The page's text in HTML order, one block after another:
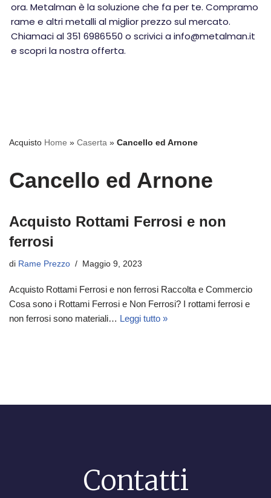
ora. Metalman è la soluzione che fa per te. Compramo
rame e altri metalli al miglior prezzo sul mercato.
Chiamaci al 351 6986550 o scrivici a info@metalman.it
e scopri la nostra offerta.
Acquisto Home » Caserta » Cancello ed Arnone
Cancello ed Arnone
Acquisto Rottami Ferrosi e non
ferrosi
di Rame Prezzo Maggio 9, 2023
Acquisto Rottami Ferrosi e non ferrosi Raccolta e Commercio
Cosa sono i Rottami Ferrosi e Non Ferrosi? I rottami ferrosi e
non ferrosi sono materiali… Leggi tutto »
Contatti